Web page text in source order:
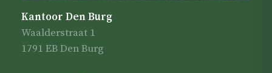
Kantoor Den Burg
Waalderstraat 1
1791 EB Den Burg